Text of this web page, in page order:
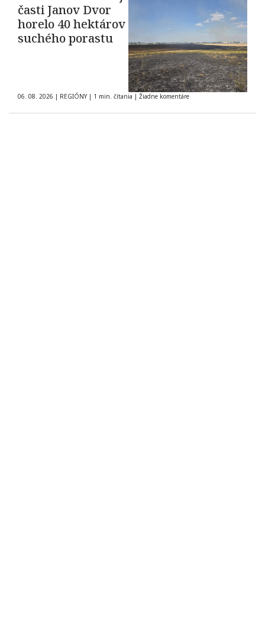
časti Janov Dvor
horelo 40 hektárov
suchého porastu
06. 08. 2026 | REGIÓNY | 1 min. čítania | Žiadne komentáre